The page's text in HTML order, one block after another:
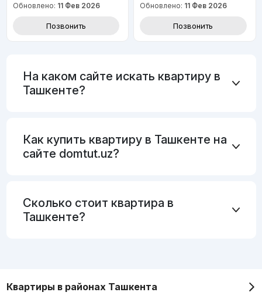
Обновлено: 11 Фев 2026
Позвонить
Обновлено: 11 Фев 2026
Позвонить
На каком сайте искать квартиру в
Ташкенте?
Как купить квартиру в Ташкенте на
сайте domtut.uz?
Сколько стоит квартира в
Ташкенте?
Квартиры в районах Ташкента